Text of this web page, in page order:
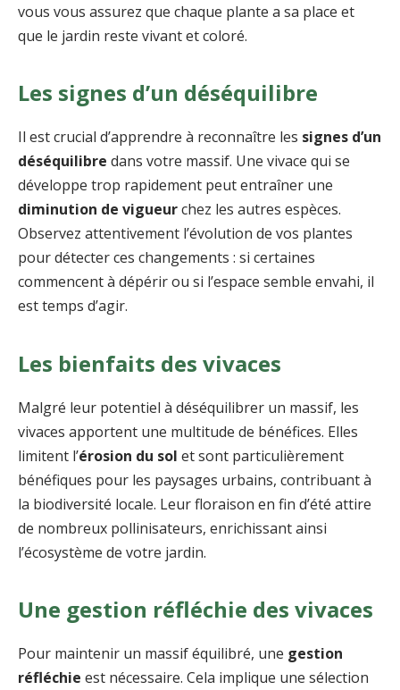
vous vous assurez que chaque plante a sa place et
que le jardin reste vivant et coloré.
Les signes d’un déséquilibre
Il est crucial d’apprendre à reconnaître les signes d’un
déséquilibre dans votre massif. Une vivace qui se
développe trop rapidement peut entraîner une
diminution de vigueurchez les autres espèces.
Observez attentivement l’évolution de vos plantes
pour détecter ces changements : si certaines
commencent à dépérir ou si l’espace semble envahi, il
est temps d’agir.
Les bienfaits des vivaces
Malgré leur potentiel à déséquilibrer un massif, les
vivaces apportent une multitude de bénéfices. Elles
limitent l’érosion du sol et sont particulièrement
bénéfiques pour les paysages urbains, contribuant à
la biodiversité locale. Leur floraison en fin d’été attire
de nombreux pollinisateurs, enrichissant ainsi
l’écosystème de votre jardin.
Une gestion réfléchie des vivaces
Pour maintenir un massif équilibré, une gestion
réfléchie est nécessaire. Cela implique une sélection